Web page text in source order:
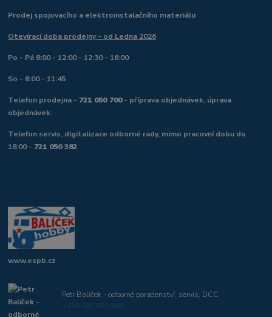
Prodej spojovacího a elektroinstalačního materiálu
Otevírací doba prodejny - od Ledna 2026
Po - Pá 8:00 - 12:00 - 12:30 - 16:00
So - 8:00 - 11:45
Telefon prodejna - 721 050 700- příprava objednávek, úprava
objednávek.
Telefon servis, digitalizace odborné rady, mimo pracovní dobu do
18:00 - 721 050 382
www.espb.cz
Petr Balíček - odborné poradenství, servis, DCC
+420 721 050 382